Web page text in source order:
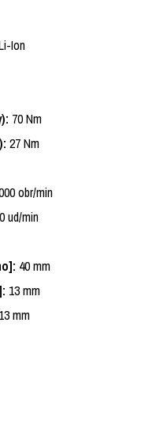
Ion
70 Nm
27 Nm
obr/min
ud/min
40 mm
13 mm
13 mm